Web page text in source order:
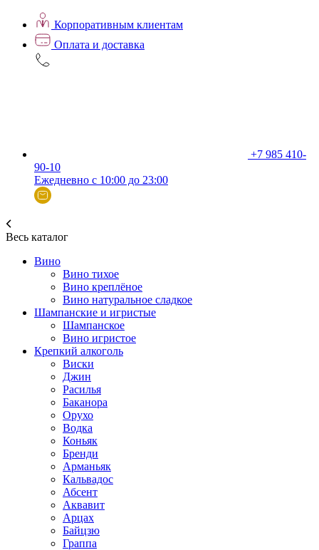
Корпоративным клиентам
Оплата и доставка
+7 985 410-
90-10
Ежедневно с 10:00 до 23:00
Весь каталог
Вино
Вино тихое
Вино креплёное
Вино натуральное сладкое
Шампанские и игристые
Шампанское
Вино игристое
Крепкий алкоголь
Виски
Джин
Расилья
Баканора
Орухо
Водка
Коньяк
Бренди
Арманьяк
Кальвадос
Абсент
Аквавит
Арцах
Байцзю
Граппа